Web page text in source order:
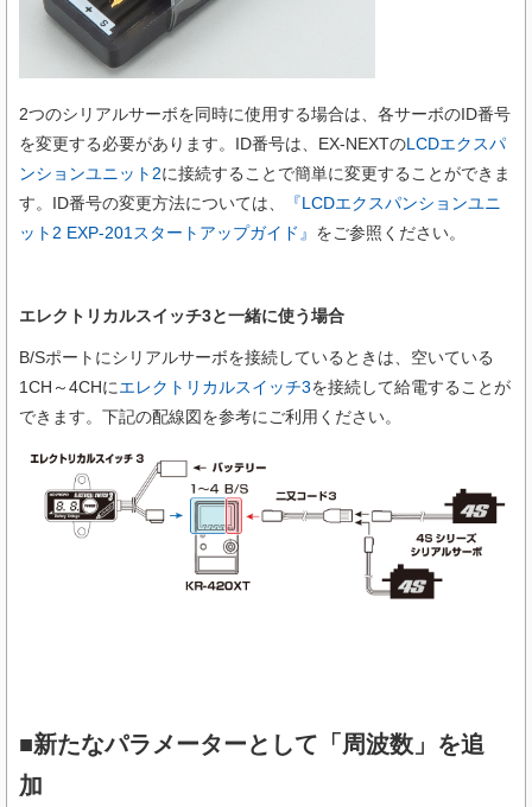
2つのシリアルサーボを同時に使用する場合は、各サーボのID番号
を変更する必要があります。ID番号は、EX-NEXTのLCDエクスパ
ンションユニット2に接続することで簡単に変更することができま
す。ID番号の変更方法については、
『LCDエクスパンションユニ
ット2 EXP-201スタートアップガイド』 をご参照ください。
エレクトリカルスイッチ3と一緒に使う場合
B/Sポートにシリアルサーボを接続しているときは、空いている
1CH～4CHにエレクトリカルスイッチ3を接続して給電することが
できます。下記の配線図を参考にご利用ください。
■新たなパラメーターとして「周波数」を追
加